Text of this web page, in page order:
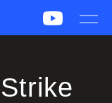
PUBG Report